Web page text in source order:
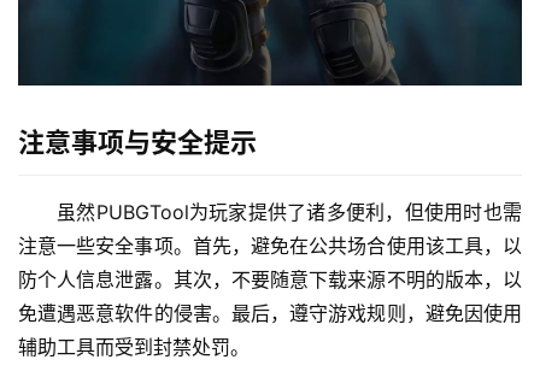
注意事项与安全提示
虽然PUBGTool为玩家提供了诸多便利，但使用时也需
注意一些安全事项。首先，避免在公共场合使用该工具，以
防个人信息泄露。其次，不要随意下载来源不明的版本，以
免遭遇恶意软件的侵害。最后，遵守游戏规则，避免因使用
辅助工具而受到封禁处罚。